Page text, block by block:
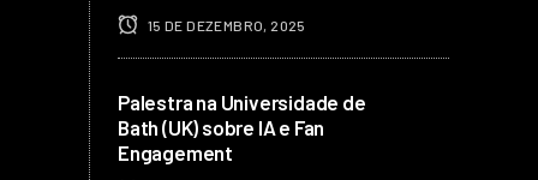
15 DE DEZEMBRO, 2025
Palestra na Universidade de
Bath (UK) sobre IA e Fan
Engagement